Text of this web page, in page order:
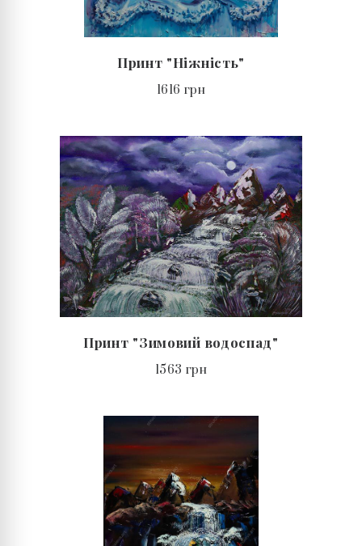
Принт "Ніжність"
1616 грн
Принт "Зимовий водоспад"
1563 грн